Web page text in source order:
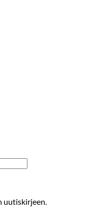
uutiskirjeen.